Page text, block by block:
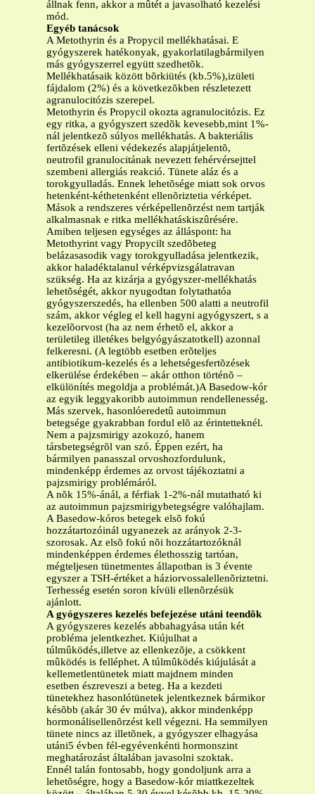
állnak fenn, akkor a mûtét a javasolható kezelési
mód.
Egyéb tanácsok
A Metothyrin és a Propycil mellékhatásai. E
gyógyszerek hatékonyak, gyakorlatilagbármilyen
más gyógyszerrel együtt szedhetõk.
Mellékhatásaik között bõrkiütés (kb.5%),izületi
fájdalom (2%) és a következõkben részletezett
agranulocitózis szerepel.
Metothyrin és Propycil okozta agranulocitózis. Ez
egy ritka, a gyógyszert szedõk kevesebb,mint 1%-
nál jelentkezõ súlyos mellékhatás. A bakteriális
fertõzések elleni védekezés alapjátjelentõ,
neutrofil granulocitának nevezett fehérvérsejttel
szembeni allergiás reakció. Tünete aláz és a
torokgyulladás. Ennek lehetõsége miatt sok orvos
hetenként-kéthetenként ellenõriztetia vérképet.
Mások a rendszeres vérképellenõrzést nem tartják
alkalmasnak e ritka mellékhatáskiszûrésére.
Amiben teljesen egységes az álláspont: ha
Metothyrint vagy Propycilt szedõbeteg
belázasasodik vagy torokgyulladása jelentkezik,
akkor haladéktalanul vérképvizsgálatravan
szükség. Ha az kizárja a gyógyszer-mellékhatás
lehetõségét, akkor nyugodtan folytathatóa
gyógyszerszedés, ha ellenben 500 alatti a neutrofil
szám, akkor végleg el kell hagyni agyógyszert, s a
kezelõorvost (ha az nem érhetõ el, akkor a
területileg illetékes belgyógyászatotkell) azonnal
felkeresni. (A legtöbb esetben erõteljes
antibiotikum-kezelés és a lehetségesfertõzések
elkerülése érdekében – akár otthon történõ –
elkülönítés megoldja a problémát.)A Basedow-kór
az egyik leggyakoribb autoimmun rendellenesség.
Más szervek, hasonlóeredetû autoimmun
betegsége gyakrabban fordul elõ az érintetteknél.
Nem a pajzsmirigy azokozó, hanem
társbetegségrõl van szó. Éppen ezért, ha
bármilyen panasszal orvoshozfordulunk,
mindenképp érdemes az orvost tájékoztatni a
pajzsmirigy problémáról.
A nõk 15%-ánál, a férfiak 1-2%-nál mutatható ki
az autoimmun pajzsmirigybetegségre valóhajlam.
A Basedow-kóros betegek elsõ fokú
hozzátartozóinál ugyanezek az arányok 2-3-
szorosak. Az elsõ fokú nõi hozzátartozóknál
mindenképpen érdemes élethosszig tartóan,
mégteljesen tünetmentes állapotban is 3 évente
egyszer a TSH-értéket a háziorvossalellenõriztetni.
Terhesség esetén soron kívüli ellenõrzésük
ajánlott.
A gyógyszeres kezelés befejezése utáni teendõk
A gyógyszeres kezelés abbahagyása után két
probléma jelentkezhet. Kiújulhat a
túlmûködés,illetve az ellenkezõje, a csökkent
mûködés is felléphet. A túlmûködés kiújulását a
kellemetlentünetek miatt majdnem minden
esetben észreveszi a beteg. Ha a kezdeti
tünetekhez hasonlótünetek jelentkeznek bármikor
késõbb (akár 30 év múlva), akkor mindenképp
hormonálisellenõrzést kell végezni. Ha semmilyen
tünete nincs az illetõnek, a gyógyszer elhagyása
utáni5 évben fél-egyévenkénti hormonszint
meghatározást általában javasolni szoktak.
Ennél talán fontosabb, hogy gondoljunk arra a
lehetõségre, hogy a Basedow-kór miattkezeltek